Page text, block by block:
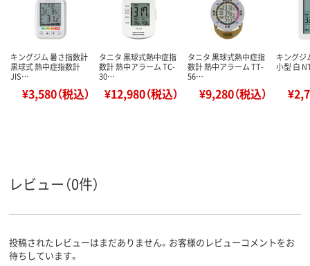
キングジム 暑さ指数計
黒球式 熱中症指数計
JIS…
¥3,580（税込）
タニタ 黒球式熱中症指
数計 熱中アラーム TC-
30…
¥12,980（税込）
タニタ 黒球式熱中症指
数計 熱中アラーム TT-
56…
¥9,280（税込）
キングジ
小型 白
レビュー（0件）
投稿されたレビューはまだありません。お客様のレビューコメントをお
待ちしています。